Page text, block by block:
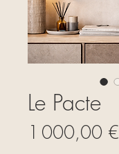
Le Pacte
1 000,00 €